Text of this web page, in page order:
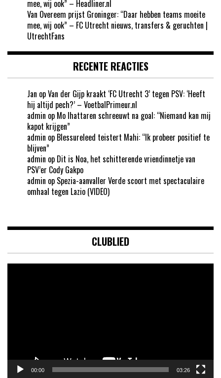
mee, wij ook” – Headliner.nl
Van Overeem prijst Groninger: “Daar hebben teams moeite
mee, wij ook” – FC Utrecht nieuws, transfers & geruchten |
UtrechtFans
RECENTE REACTIES
Jan opVan der Gijp kraakt ‘FC Utrecht 3’ tegen PSV: ‘Heeft
hij altijd pech?’ – VoetbalPrimeur.nl
admin op Mo Ihattaren schreeuwt na goal: “Niemand kan mij
kapot krijgen”
admin op Blessureleed teistert Mahi: “Ik probeer positief te
blijven”
admin op Dit is Noa, het schitterende vriendinnetje van
PSV’er Cody Gakpo
admin op Spezia-aanvaller Verde scoort met spectaculaire
omhaal tegen Lazio (VIDEO)
CLUBLIED
00:00 03:26